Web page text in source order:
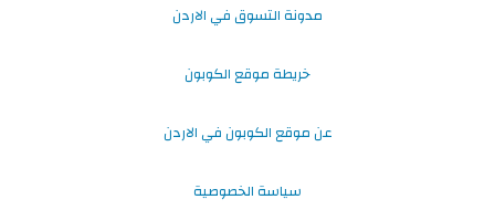
مدونة التسوق في الاردن
خريطة موقع الكوبون
عن موقع الكوبون في الاردن
سياسة الخصوصية